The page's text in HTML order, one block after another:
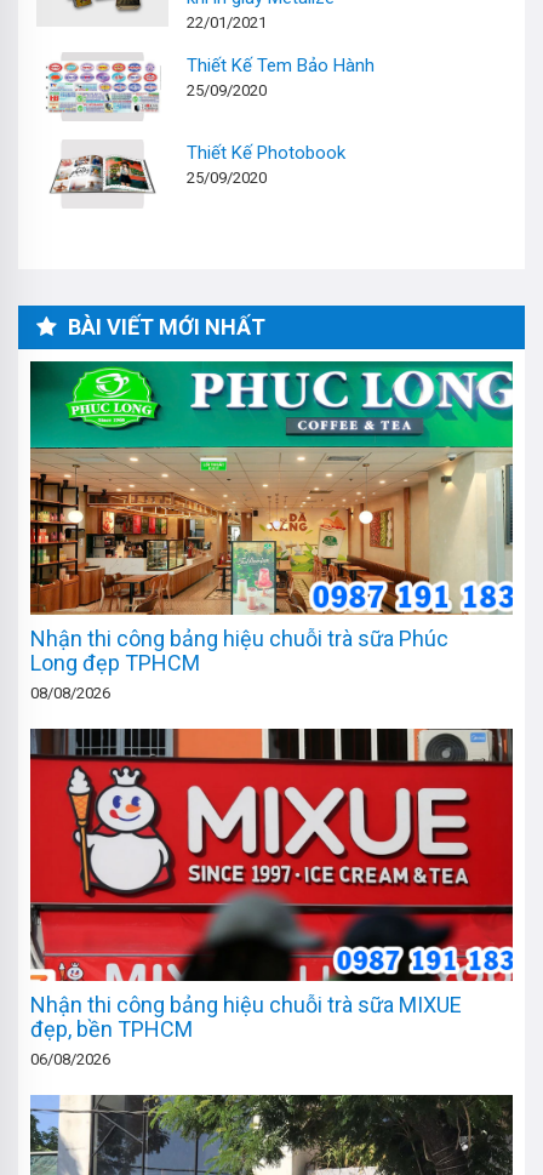
22/01/2021
Thiết Kế Tem Bảo Hành
25/09/2020
Thiết Kế Photobook
25/09/2020
BÀI VIẾT MỚI NHẤT
Nhận thi công bảng hiệu chuỗi trà sữa Phúc
Long đẹp TPHCM
08/08/2026
Nhận thi công bảng hiệu chuỗi trà sữa MIXUE
đẹp, bền TPHCM
06/08/2026